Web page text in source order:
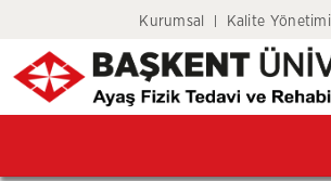
Kurumsal Kalite Yönetimi